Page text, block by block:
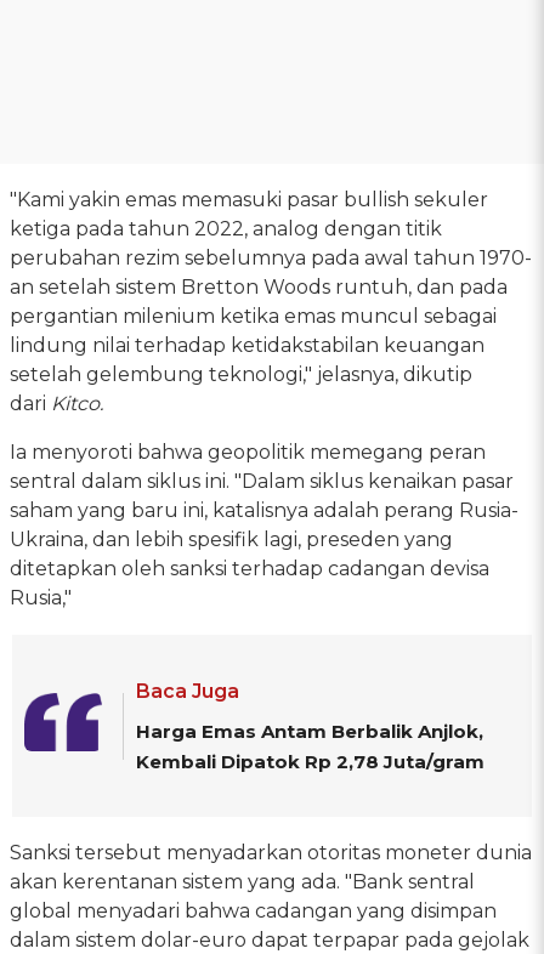
"Kami yakin emas memasuki pasar bullish sekuler
ketiga pada tahun 2022, analog dengan titik
perubahan rezim sebelumnya pada awal tahun 1970-
an setelah sistem Bretton Woods runtuh, dan pada
pergantian milenium ketika emas muncul sebagai
lindung nilai terhadap ketidakstabilan keuangan
setelah gelembung teknologi," jelasnya, dikutip
dari Kitco.
Ia menyoroti bahwa geopolitik memegang peran
sentral dalam siklus ini. "Dalam siklus kenaikan pasar
saham yang baru ini, katalisnya adalah perang Rusia-
Ukraina, dan lebih spesifik lagi, preseden yang
ditetapkan oleh sanksi terhadap cadangan devisa
Rusia,"
Baca Juga
Harga Emas Antam Berbalik Anjlok,
Kembali Dipatok Rp 2,78 Juta/gram
Sanksi tersebut menyadarkan otoritas moneter dunia
akan kerentanan sistem yang ada. "Bank sentral
global menyadari bahwa cadangan yang disimpan
dalam sistem dolar-euro dapat terpapar pada gejolak